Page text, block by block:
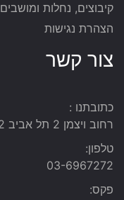
קיבוצים, נחלות ומושבים
הצהרת נגישות
צור קשר
כתובתנו :
רחוב ויצמן 2 תל אביב 6423902
טלפון:
03-6967272
פקס: